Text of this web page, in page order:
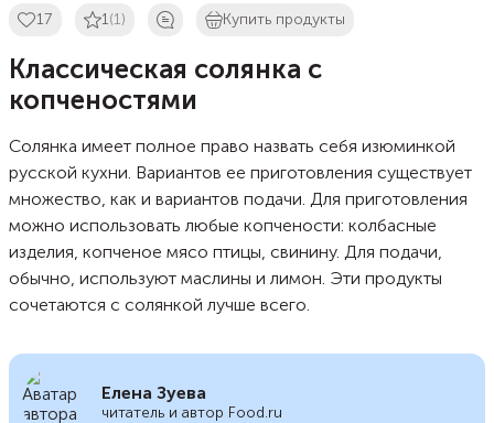
17 1(1) Купить продукты
Классическая солянка с
копченостями
Солянка имеет полное право назвать себя изюминкой
русской кухни. Вариантов ее приготовления существует
множество, как и вариантов подачи. Для приготовления
можно использовать любые копчености: колбасные
изделия, копченое мясо птицы, свинину. Для подачи,
обычно, используют маслины и лимон. Эти продукты
сочетаются с солянкой лучше всего.
Елена Зуева
читатель и автор Food.ru